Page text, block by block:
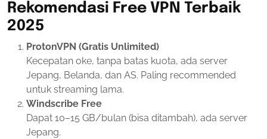
Rekomendasi Free VPN Terbaik
2025
ProtonVPN (Gratis Unlimited)
Kecepatan oke, tanpa batas kuota, ada server
Jepang, Belanda, dan AS. Paling recommended
untuk streaming lama.
Windscribe Free
Dapat 10–15 GB/bulan (bisa ditambah), ada server
Jepang.